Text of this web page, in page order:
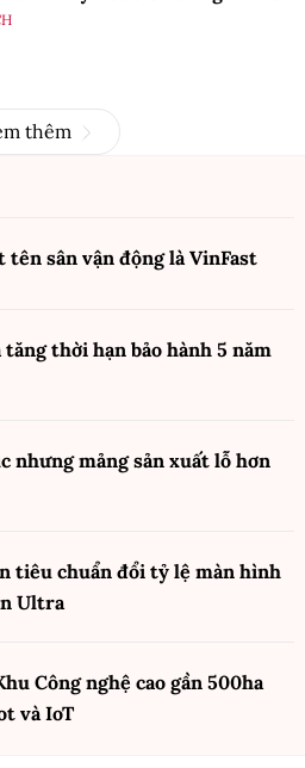
thêm
sân vận động là VinFast
thời hạn bảo hành 5 năm
nhưng mảng sản xuất lỗ hơn
tiêu chuẩn đổi tỷ lệ màn hình
Ultra
Công nghệ cao gần 500ha
và IoT